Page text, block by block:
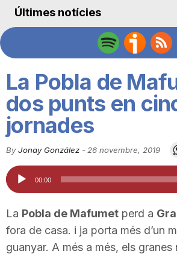
d
C
u
t
Últimes notícies
La Pobla de
dos punts en
jornades
By Jonay González - 26 novembre, 2019
Reproductor
d'àudio
00:00
La Pobla de Mafumet perd a
fora de casa. i ja porta més d’un
guanyar. A més a més, els granes